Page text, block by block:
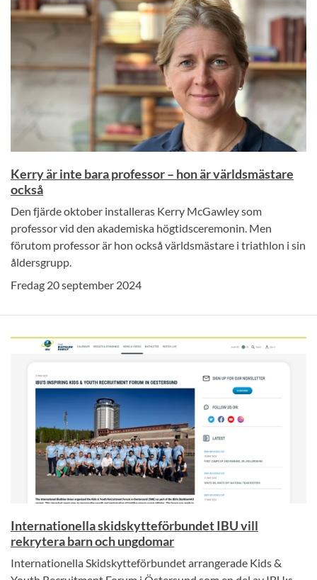
Kerry är inte bara professor – hon är världsmästare
också
Den fjärde oktober installeras Kerry McGawley som
professor vid den akademiska högtidsceremonin. Men
förutom professor är hon också världsmästare i triathlon i sin
åldersgrupp.
Fredag 20 september 2024
Internationella skidskytteförbundet IBU vill
rekrytera barn och ungdomar
Internationella Skidskytteförbundet arrangerade Kids &